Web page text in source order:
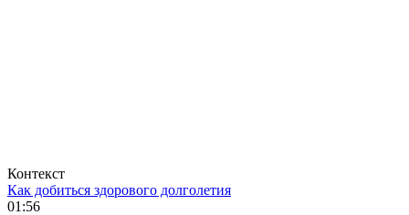
Контекст
Как добиться здорового долголетия
01:56